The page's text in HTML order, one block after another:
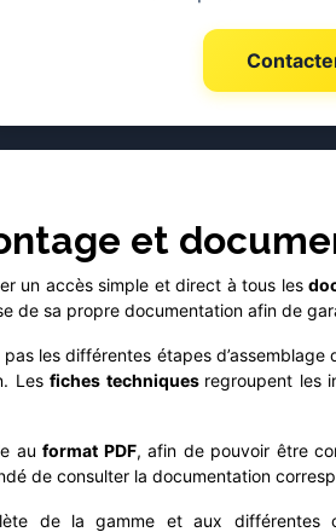
et
un accès simple et direct à tous les
de sa propre documentation afin de
les différentes étapes d’assemblage
Lesfiches techniques regroupent les
auformat PDF, afin de pouvoir être
de consulter la documentation
de la gamme et aux différentes